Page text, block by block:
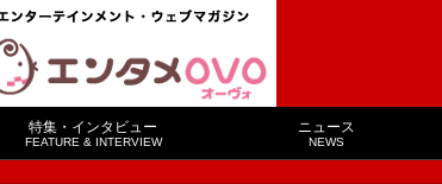
特集・インタビュー
FEATURE & INTERVIEW
ニュース
NEWS